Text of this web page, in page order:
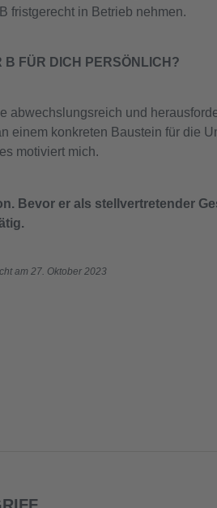
fristgerecht in Betrieb nehmen.
FÜR DICH PERSÖNLICH?
abwechslungsreich und
einem konkreten Baustein für die
motiviert mich.
Bevor er als stellvertretender
am 27. Oktober 2023